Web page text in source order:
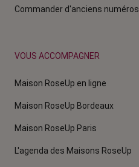
Commander d'anciens numéros
VOUS ACCOMPAGNER
Maison RoseUp en ligne
Maison RoseUp Bordeaux
Maison RoseUp Paris
L'agenda des Maisons RoseUp